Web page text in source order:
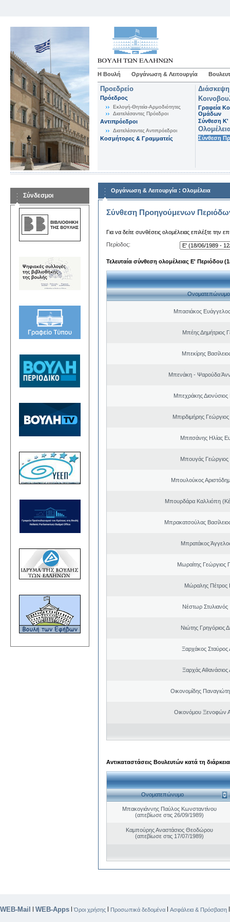
Η Βουλή Οργάνωση & Λειτουργία
Προεδρείο
Πρόεδρος
Εκλογή-Θητεία-Αρμοδιότητες
Διατελέσαντες Πρόεδροι
Αντιπρόεδροι
Διατελέσαντες Αντιπρόεδροι
Κοσμήτορες & Γραμματείς
Γραφεία
Ομάδων
Σύνθεση K'
Σύνθεση
Σύνδεσμοι
Οργάνωση & Λειτουργία : Ολομέλεια
Σύνθεση Προηγούμενων
Για να δείτε συνθέσεις ολομέλειας επιλέξτε την
Περίοδος:
Τελευταία σύνθεση ολομέλειας Ε' Περιόδου
Ονοματεπώνυμο
Μπασιάκος
Μπέης Δημήτριος
Μπεκίρης
Μπενάκη - Ψαρούδα
Μπεχράκης Διονύσιος
Μπιρδιμήρης
Μπιτσάνης Ηλίας
Μπουγάς Γεώργιος
Μπουλούκος
Μπουρδάρα Καλλιόπη
Μπρακατσούλας
Μπρατάκος
Μωραίτης Γεώργιος
Μώραλης Πέτρος
Νέστωρ Στυλιανός
Νιώτης Γρηγόριος
Ξαρχάκος Σταύρος
Ξαρχάς Αθανάσιος
Οικονομίδης
Οικονόμου Ξενοφών
Αντικαταστάσεις Βουλευτών κατά τη
Ονοματεπώνυμο
Μπακογιάννης Παύλος Κωνσταντίνου
(απεβίωσε στις 26/09/1989)
Καμπούρης Αναστάσιος Θεοδώρου
(απεβίωσε στις 17/07/1989)
WEB-Mail | WEB-Apps |Όροι χρήσης | Προσωπικά δεδομένα | Ασφάλεια & Πρόσβαση